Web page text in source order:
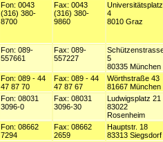
Fon: 0043
(316) 380-
8700
Fax: 0043
(316) 380-
9860
Universitätsplatz
4
8010 Graz
Fon: 089-
557661
Fax: 089-
557227
5
80335 München
Fon: 089 - 44
47 87 70
Fax: 089 - 44
47 87 67
Wörthstraße 43
81667 München
Fon: 08031
3096-0
Fax: 08031
3096-30
Ludwigsplatz 21
83022
Rosenheim
Fon: 08662
7294
Fax: 08662
2659
Hauptstr. 18
83313 Siegsdorf